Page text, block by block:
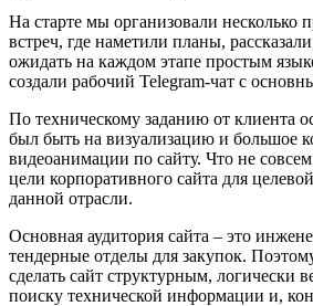
На старте мы организовали несколько
встреч, где наметили планы,
ожидать на каждом этапе простым
создали рабочий Telegram-чат с
По техническому заданию от клиента
был быть на визуализацию и большое
видеоанимации по сайту. Что не
цели корпоративного сайта для
данной отрасли.
Основная аудитория сайта – это
тендерные отделы для закупок.
сделать сайт структурным, логически
поиску технической информации и,